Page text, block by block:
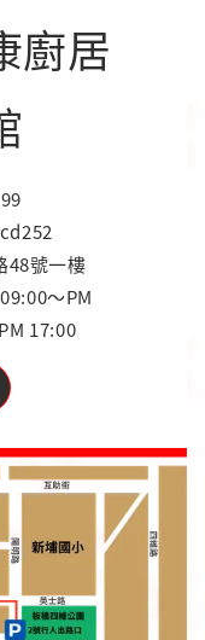
廚居
48號一樓
～PM
17:00